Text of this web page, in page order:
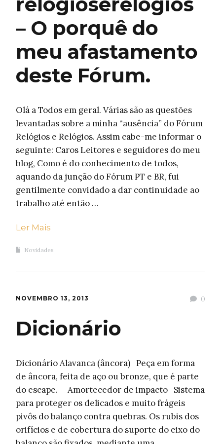
– O porquê do
meu afastamento
deste Fórum.
Olá a Todos em geral. Várias são as questões
levantadas sobre a minha “ausência” do Fórum
Relógios e Relógios. Assim cabe-me informar o
seguinte: Caros Leitores e seguidores do meu
blog, Como é do conhecimento de todos,
aquando da junção do Fórum PT e BR, fui
gentilmente convidado a dar continuidade ao
trabalho até então …
Ler Mais
Novidades
0
NOVEMBRO 13, 2013
Dicionário
Dicionário Alavanca (âncora) Peça em forma
de âncora, feita de aço ou bronze, que é parte
do escape. Amortecedor de impacto Sistema
para proteger os delicados e muito frágeis
pivôs do balanço contra quebras. Os rubis dos
orifícios e de cobertura do suporte do eixo do